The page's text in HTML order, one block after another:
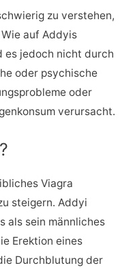
zu verstehen,
auf Addyis
es jedoch nicht durch
oder psychische
oder
verursacht.
Viagra
steigern. Addyi
als sein männliches
Erektion eines
Durchblutung der